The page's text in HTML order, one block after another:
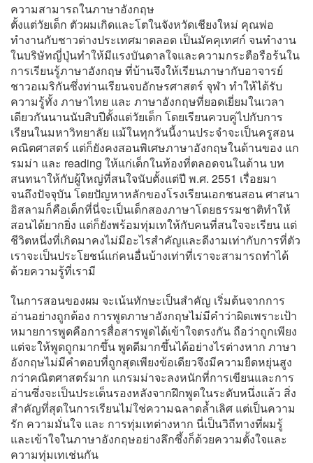
ความสามารถในภาษาอังกฤษ
ตั้งแต่วัยเด็ก ตัวผมเกิดและโตในจังหวัดเชียงใหม่ คุณพ่อ
ทำงานกับชาวต่างประเทศมาตลอด เป็นมัคคุเทศก์ จนทำงาน
ในบริษัทญี่ปุ่นทำให้มีแรงบันดาลใจและความกระตือรือร้นใน
การเรียนรู้ภาษาอังกฤษ ที่บ้านจึงให้เรียนภาษากับอาจารย์
ชาวอเมริกันซึ่งท่านเรียนจบอักษรศาสตร์ จุฬา ทำให้ได้รับ
ความรู้ทั้ง ภาษาไทย และ ภาษาอังกฤษที่ยอดเยี่ยมในเวลา
เดียวกันนานนับสิบปีตั้งแต่วัยเด็ก โดยเรียนควบคู่ไปกับการ
เรียนในมหาวิทยาลัย แม้ในทุกวันนี้งานประจำจะเป็นครูสอน
คณิตศาสตร์ แต่ก็ยังคงสอนพิเศษภาษาอังกฤษในด้านของ แก
รมม่า และ reading ให้แก่เด็กในท้องที่ตลอดจนในด้าน บท
สนทนาให้กับผู้ใหญ่ที่สนใจนับตั้งแต่ปี พ.ศ. 2551 เรื่อยมา
จนถึงปัจจุบัน โดยปัญหาหลักของโรงเรียนเอกชนสอน ศาสนา
อิสลามก็คือเด็กที่นี่จะเป็นเด็กสองภาษาโดยธรรมชาติทำให้
สอนได้ยากยิ่ง แต่ก็ยังพร้อมทุ่มเทให้กับคนที่สนใจจะเรียน แต่
ชีวิตหนึ่งที่เกิดมาคงไม่มีอะไรสำคัญและดีงามเท่ากับการที่ตัว
เราจะเป็นประโยชน์แก่คนอื่นบ้างเท่าที่เราจะสามารถทำได้
ด้วยความรู้ที่เรามี
ในการสอนของผม จะเน้นทักษะเป็นสำคัญ เริ่มต้นจากการ
อ่านอย่างถูกต้อง การพูดภาษาอังกฤษไม่มีคำว่าผิดเพราะเป้า
หมายการพูดคือการสื่อสารพูดได้เข้าใจตรงกัน ถือว่าถูกเพียง
แต่จะให้พูดถูกมากขึ้น พูดดีมากขึ้นได้อย่างไรต่างหาก ภาษา
อังกฤษไม่มีคำตอบที่ถูกสุดเพียงข้อเดียวจึงมีความยืดหยุ่นสูง
กว่าคณิตศาสตร์มาก แกรมม่าจะลงหนักที่การเขียนและการ
อ่านซึ่งจะเป็นประเด็นรองหลังจากฝึกพูดในระดับหนึ่งแล้ว สิ่ง
สำคัญที่สุดในการเรียนไม่ใช่ความฉลาดล้ำเลิศ แต่เป็นความ
รัก ความมั่นใจ และ การทุ่มเทต่างหาก นี่เป็นวิถีทางที่ผมรู้
และเข้าใจในภาษาอังกฤษอย่างลึกซึ้งก็ด้วยความตั้งใจและ
ความทุ่มเทเช่นกัน